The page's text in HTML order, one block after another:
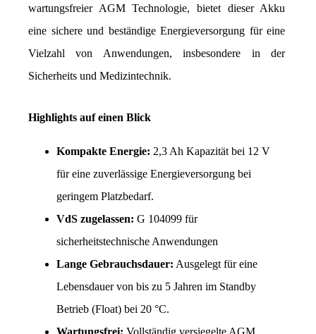
wartungsfreier AGM Technologie, bietet dieser Akku
eine sichere und beständige Energieversorgung für eine
Vielzahl von Anwendungen, insbesondere in der
Sicherheits und Medizintechnik.
Highlights auf einen Blick
Kompakte Energie: 2,3 Ah Kapazität bei 12 V
für eine zuverlässige Energieversorgung bei
geringem Platzbedarf.
VdS zugelassen: G 104099 für
sicherheitstechnische Anwendungen
Lange Gebrauchsdauer: Ausgelegt für eine
Lebensdauer von bis zu 5 Jahren im Standby
Betrieb (Float) bei 20 °C.
Wartungsfrei: Vollständig versiegelte AGM